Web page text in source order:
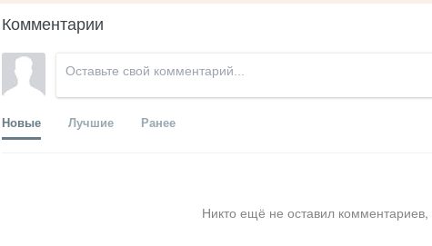
Комментарии
Новые Лучшие Ранее
Никто ещё не оставил комментариев,